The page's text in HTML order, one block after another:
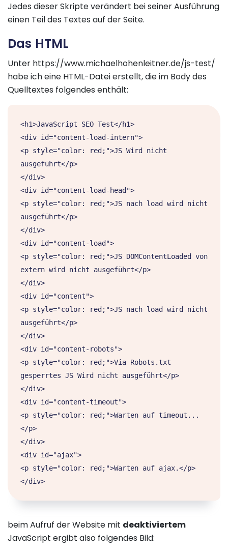
Jedes dieser Skripte verändert bei seiner Ausführung
einen Teil des Textes auf der Seite.
Das HTML
Unter https://www.michaelhohenleitner.de/js-test/
habe ich eine HTML-Datei erstellt, die im Body des
Quelltextes folgendes enthält:
<h1>JavaScript SEO Test</h1>
<div id="content-load-intern">
<p style="color: red;">JS Wird nicht
ausgeführt</p>
</div>
<div id="content-load-head">
<p style="color: red;">JS nach load wird nicht
ausgeführt</p>
</div>
<div id="content-load">
<p style="color: red;">JS DOMContentLoaded von
extern wird nicht ausgeführt</p>
</div>
<div id="content">
<p style="color: red;">JS nach load wird nicht
ausgeführt</p>
</div>
<div id="content-robots">
<p style="color: red;">Via Robots.txt
gesperrtes JS Wird nicht ausgeführt</p>
</div>
<div id="content-timeout">
<p style="color: red;">Warten auf timeout...
</p>
</div>
<div id="ajax">
<p style="color: red;">Warten auf ajax.</p>
</div>
beim Aufruf der Website mit deaktiviertem
JavaScript ergibt also folgendes Bild: